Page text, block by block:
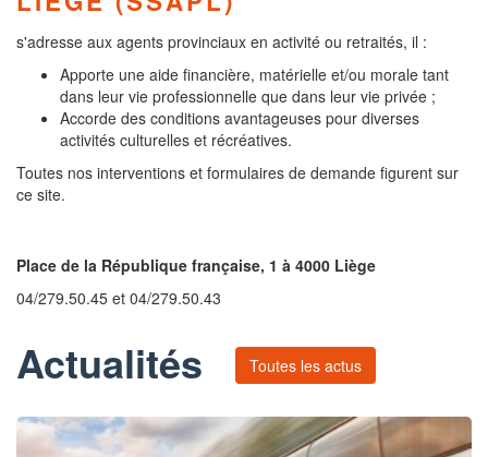
s'adresse aux agents provinciaux en activité ou retraités, il :
Apporte une aide financière, matérielle et/ou morale tant
dans leur vie professionnelle que dans leur vie privée ;
Accorde des conditions avantageuses pour diverses
activités culturelles et récréatives.
Toutes nos interventions et formulaires de demande figurent sur
ce site.
Place de la République française, 1 à 4000 Liège
04/279.50.45 et 04/279.50.43
Actualités Toutes les actus